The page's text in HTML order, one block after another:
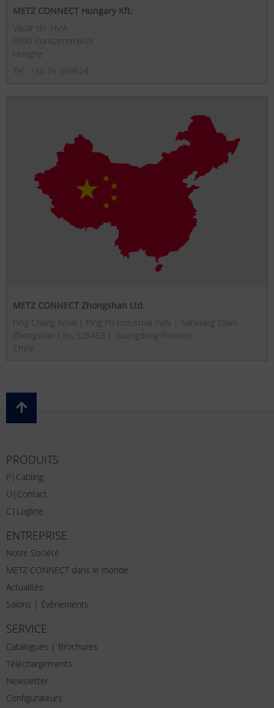
METZ CONNECT Hungary Kft.
Vásár tér 16/A
6090 Kunszentmiklós
Hongrie
Tel.: +36 76 350524
METZ CONNECT Zhongshan Ltd.
Ping Chang Road | Ping Pu Industrial Park | Sanxiang Town
Zhongshan City, 528463 | Guangdong Province
Chine
PRODUITS
P|Cabling
U|Contact
C|Logline
ENTREPRISE
Notre Société
METZ CONNECT dans le monde
Actualités
Salons | Évènements
SERVICE
Catalogues | Brochures
Téléchargements
Newsletter
Configurateurs